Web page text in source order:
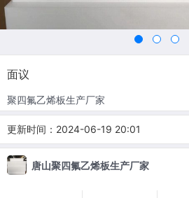
面议
聚四氟乙烯板生产厂家
更新时间：2024-06-19 20:01
唐山聚四氟乙烯板生产厂家